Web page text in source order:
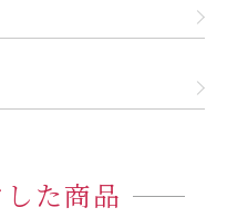
た商品